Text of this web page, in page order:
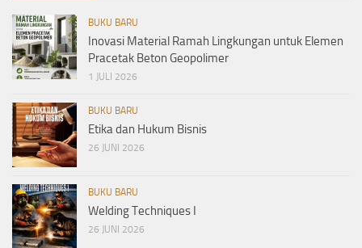
BUKU BARU
Inovasi Material Ramah Lingkungan untuk Elemen
Pracetak Beton Geopolimer
1 JULI 2026
BUKU BARU
Etika dan Hukum Bisnis
26 JUNI 2026
BUKU BARU
Welding Techniques I
26 JUNI 2026